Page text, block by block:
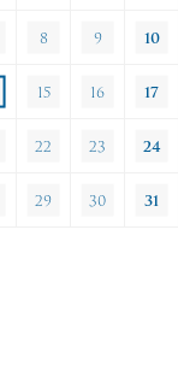
8 9 10
15 16 17
22 23 24
29 30 31